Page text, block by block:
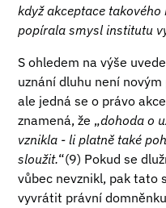
když akceptace
popírala smysl institutu
S ohledem na výše
uznání dluhu není
ale jedná se o právo
znamená, že „dohoda o
vznikla - li platně také
sloužit.“(9) Pokud se
vůbec nevznikl, pak tato
vyvrátit právní